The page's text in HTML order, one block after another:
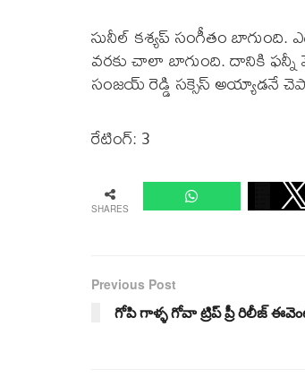
సునీల్ కశ్యప్ సంగీతం బాగుంది.
వరకు చాలా బాగుంది. దానికి ఫన్నీ
సంజయ్ రెడ్డి సక్సెస్ అయ్యాడనే
రేటింగ్: 3
SHARES
Previous Post
గోపి గాళ్ళ గోవా ట్రిప్ ప్రీ రిలీజ్